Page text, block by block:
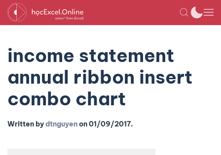
income statement
annual ribbon insert
combo chart
Written bydtnguyenon01/09/2017.